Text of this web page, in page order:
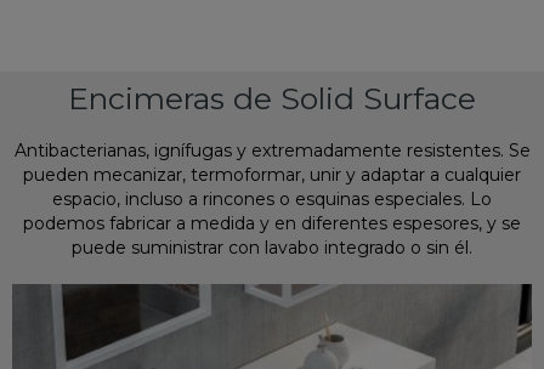
Encimeras de Solid Surface
Antibacterianas, ignífugas y extremadamente resistentes. Se
pueden mecanizar, termoformar, unir y adaptar a cualquier
espacio, incluso a rincones o esquinas especiales. Lo
podemos fabricar a medida y en diferentes espesores, y se
puede suministrar con lavabo integrado o sin él.